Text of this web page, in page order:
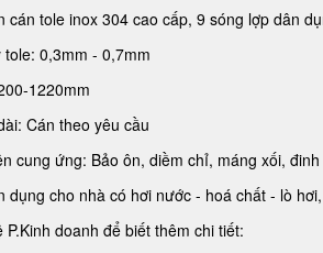
cán tole inox 304 cao cấp, 9 sóng lợp dân
0,3mm - 0,7mm
1220mm
Cán theo yêu cầu
cung ứng: Bảo ôn, diềm chỉ, máng xối,
dụng cho nhà có hơi nước - hoá chất - lò
P.Kinh doanh để biết thêm chi tiết: